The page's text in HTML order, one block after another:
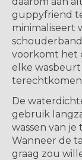
guppyfriend
minimaliseert
voorkomt het
elke
De
gebruik
wassen van je
Wanneer de
graag zou